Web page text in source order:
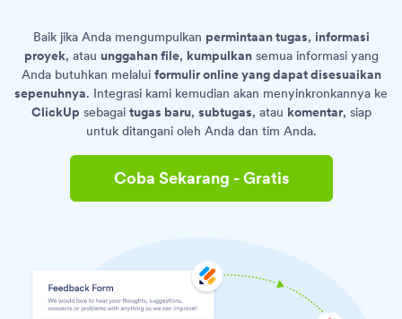
Baik jika Anda mengumpulkan permintaan tugas, informasi
proyek, atau unggahan file, kumpulkansemua informasi yang
Anda butuhkan melalui formulir online yang dapat disesuaikan
sepenuhnya. Integrasi kami kemudian akan menyinkronkannya ke
ClickUp sebagai tugas baru, subtugas, atau komentar, siap
untuk ditangani oleh Anda dan tim Anda.
Coba Sekarang - Gratis